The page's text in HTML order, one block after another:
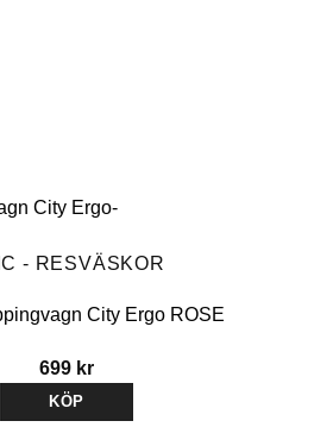
- RESVÄSKOR
City Ergo ROSE
699 kr
KÖP